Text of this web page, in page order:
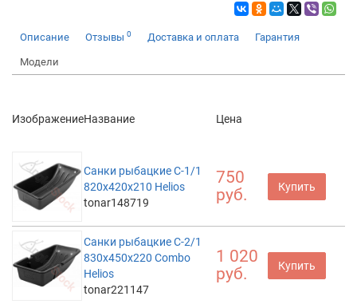
Описание Отзывы 0 Доставка и оплата Гарантия
Модели
ИзображениеНазвание Цена
Санки рыбацкие С-1/1
820x420x210 Helios
tonar148719
750
руб.
Купить
Санки рыбацкие С-2/1
830x450x220 Combo
Helios
tonar221147
1 020
руб.
Купить